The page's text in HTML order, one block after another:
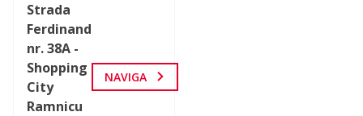
Strada
Ferdinand
nr. 38A -
Shopping
City
Ramnicu
NAVIGA